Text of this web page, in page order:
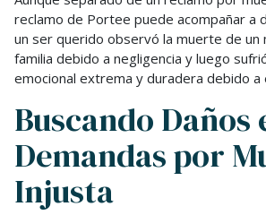
reclamo de Portee puede acompañar a
un ser querido observó la muerte de un
familia debido a negligencia y luego
emocional extrema y duradera debido a
Buscando Daños
Demandas por
Injusta